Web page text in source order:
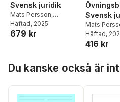
Svensk juridik
Mats Persson,
Magdalena Giertz
Hellstadius
Häftad, 2025
679 kr
Svensk
Mats
Magdalena
Hellstadius
Erik Sjödin
Karin
Häftad,
416 kr
Du kanske också är